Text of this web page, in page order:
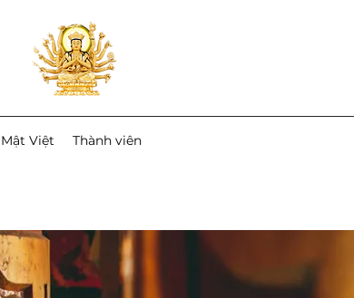
Mật Việt Thành viên